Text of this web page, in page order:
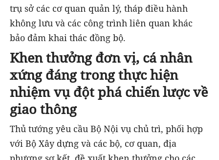
trụ sở các cơ quan quản lý, tháp điều hành
không lưu và các công trình liên quan khác
bảo đảm khai thác đồng bộ.
Khen thưởng đơn vị, cá nhân
xứng đáng trong thực hiện
nhiệm vụ đột phá chiến lược về
giao thông
Thủ tướng yêu cầu Bộ Nội vụ chủ trì, phối hợp
với Bộ Xây dựng và các bộ, cơ quan, địa